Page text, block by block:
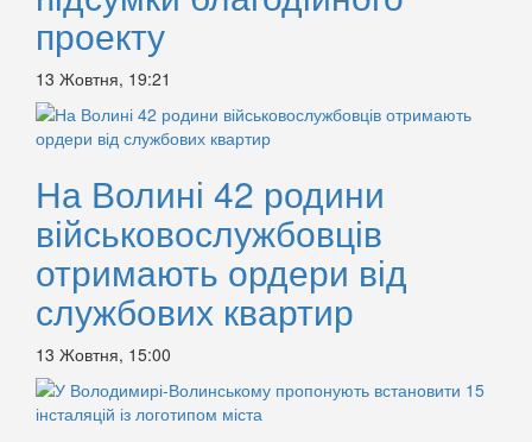
проекту
13 Жовтня, 19:21
На Волині 42 родини
військовослужбовців
отримають ордери від
службових квартир
13 Жовтня, 15:00